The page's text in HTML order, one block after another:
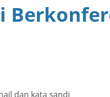
dan kata sandi